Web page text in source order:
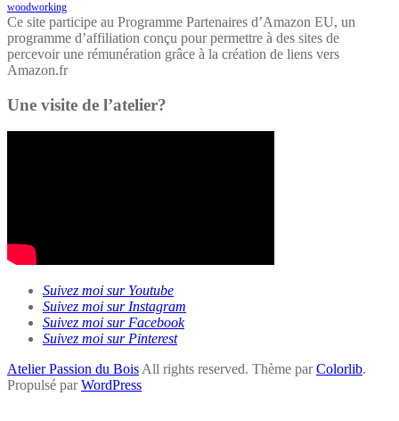
woodworking
Ce site participe au Programme Partenaires d’Amazon EU, un
programme d’affiliation conçu pour permettre à des sites de
percevoir une rémunération grâce à la création de liens vers
Amazon.fr
Une visite de l’atelier?
Suivez moi sur Youtube
Suivez moi sur Instagram
Suivez moi sur Facebook
Suivez moi sur Pinterest
Atelier Passion du Bois All rights reserved. Thème parColorlib.
Propulsé parWordPress